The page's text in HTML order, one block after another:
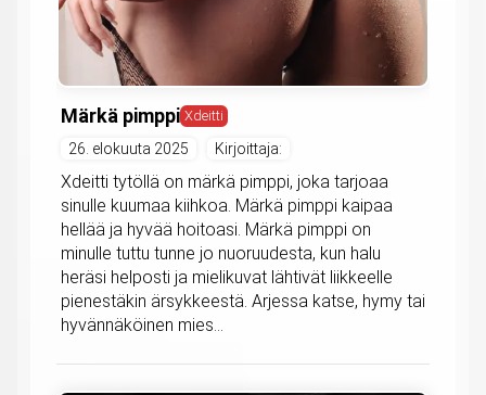
Märkä pimppi Xdeitti
26. elokuuta 2025 Kirjoittaja:
Xdeitti tytöllä on märkä pimppi, joka tarjoaa
sinulle kuumaa kiihkoa. Märkä pimppi kaipaa
hellää ja hyvää hoitoasi. Märkä pimppi on
minulle tuttu tunne jo nuoruudesta, kun halu
heräsi helposti ja mielikuvat lähtivät liikkeelle
pienestäkin ärsykkeestä. Arjessa katse, hymy tai
hyvännäköinen mies...